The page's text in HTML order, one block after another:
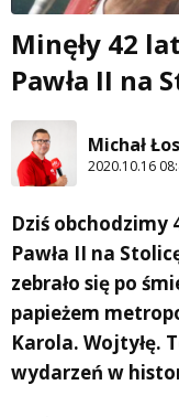
Minęły 42
Pawła II na
Michał
2020.10.16
Dziś obchodzimy
Pawła II na
zebrało się po
papieżem
Karola. Wojtyłę.
wydarzeń w